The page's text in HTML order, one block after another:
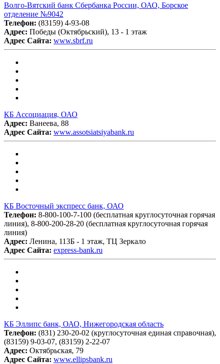
Волго-Вятский банк Сбербанка России, ОАО, Борское
отделение №9042
Телефон: (83159) 4-93-08
Адрес: Победы (Октябрьский), 13 - 1 этаж
Адрес Сайта: www.sbrf.ru
КБ Ассоциация, ОАО
Адрес: Ванеева, 88
Адрес Сайта: www.assotsiatsiyabank.ru
КБ Восточный экспресс банк, ОАО
Телефон: 8-800-100-7-100 (бесплатная круглосуточная горячая
линия), 8-800-200-28-20 (бесплатная круглосуточная горячая
линия)
Адрес: Ленина, 113Б - 1 этаж, ТЦ Зеркало
Адрес Сайта: express-bank.ru
КБ Эллипс банк, ОАО, Нижегородская область
Телефон: (831) 230-20-02 (круглосуточная единая справочная),
(83159) 9-03-07, (83159) 2-22-07
Адрес: Октябрьская, 79
Адрес Сайта: www.ellipsbank.ru